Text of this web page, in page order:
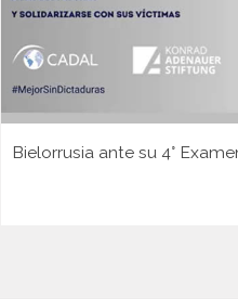
Bielorrusia ante su 4°